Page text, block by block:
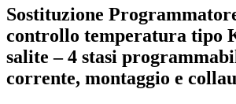
Sostituzione
controllo temperatura tipo
salite – 4 stasi
corrente, montaggio e